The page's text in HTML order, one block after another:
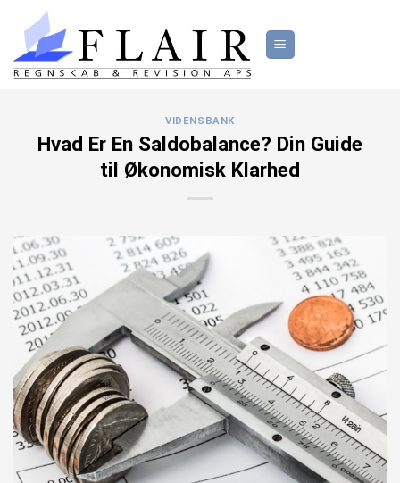
Fortsæt
indhold
VIDENSBANK
Hvad Er En Saldobalance? Din Guide
til Økonomisk Klarhed